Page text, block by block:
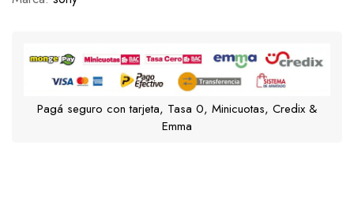
Pagá seguro con tarjeta, Tasa 0, Minicuotas, Credix &
Emma